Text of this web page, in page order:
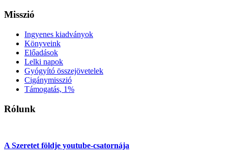
Misszió
Ingyenes kiadványok
Könyveink
Előadások
Lelki napok
Gyógyító összejövetelek
Cigánymisszió
Támogatás, 1%
Rólunk
A Szeretet földje youtube-csatornája